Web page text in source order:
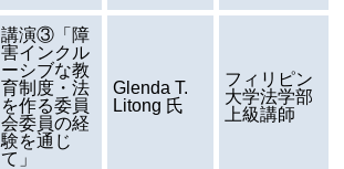
講演③「障
害インクル
ーシブな教
育制度・法
を作る委員
会委員の経
験を通じ
て」
Glenda T.
Litong 氏
フィリピン
大学法学部
上級講師